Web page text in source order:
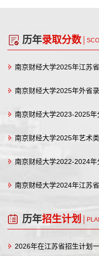
历年录取分数
南京财经大学2025年江苏
南京财经大学2025年外省
南京财经大学2023-2025
南京财经大学2025年艺术
南京财经大学2022-2024
南京财经大学2024年江苏
历年招生计划
2026年在江苏省招生计划